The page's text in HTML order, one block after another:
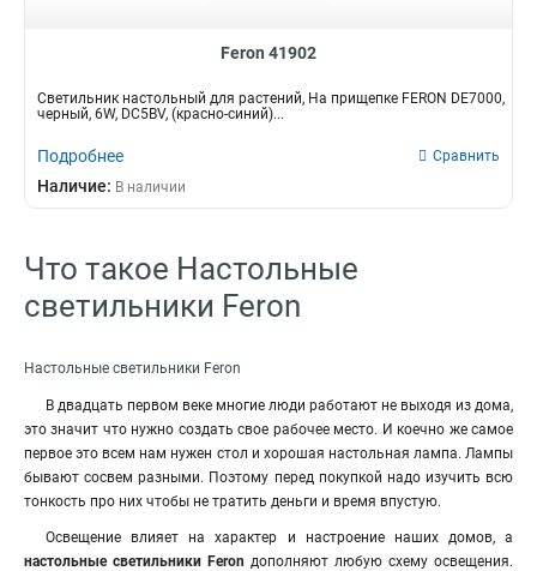
Feron 41902
Светильник настольный для растений, На прищепке FERON DE7000,
черный, 6W, DC5ВV, (красно-синий)...
Подробнее Сравнить
Наличие: В наличии
Что такое Настольные
светильники Feron
Настольные светильники Feron
В двадцать первом веке многие люди работают не выходя из дома,
это значит что нужно создать свое рабочее место. И коечно же самое
первое это всем нам нужен стол и хорошая настольная лампа. Лампы
бывают сосвем разными. Поэтому перед покупкой надо изучить всю
тонкость про них чтобы не тратить деньги и время впустую.
Освещение влияет на характер и настроение наших домов, а
настольные светильники Feron дополняют любую схему освещения.